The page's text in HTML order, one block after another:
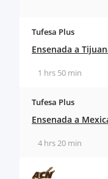
Tufesa Plus
Ensenada a
1 hrs 50 min
Tufesa Plus
Ensenada a
4 hrs 20 min